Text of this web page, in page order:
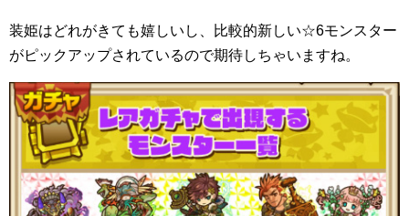
装姫はどれがきても嬉しいし、比較的新しい☆6モンスター
がピックアップされているので期待しちゃいますね。